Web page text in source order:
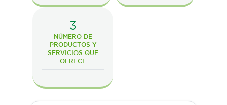
3
NÚMERO DE
PRODUCTOS Y
SERVICIOS QUE
OFRECE